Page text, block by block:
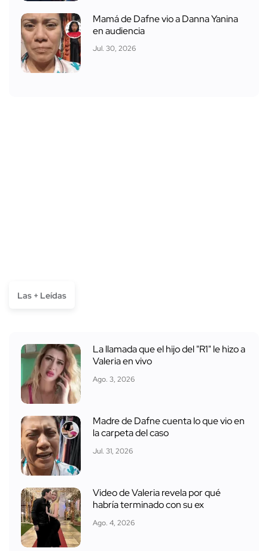
Mamá de Dafne vio a Danna Yanina
en audiencia
Jul. 30, 2026
Las + Leídas
La llamada que el hijo del "R1" le hizo a
Valeria en vivo
Ago. 3, 2026
Madre de Dafne cuenta lo que vio en
la carpeta del caso
Jul. 31, 2026
Video de Valeria revela por qué
habría terminado con su ex
Ago. 4, 2026